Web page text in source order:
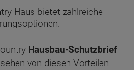
Haus bietet zahlreiche
Hausbau-Schutzbrief
von diesen Vorteilen